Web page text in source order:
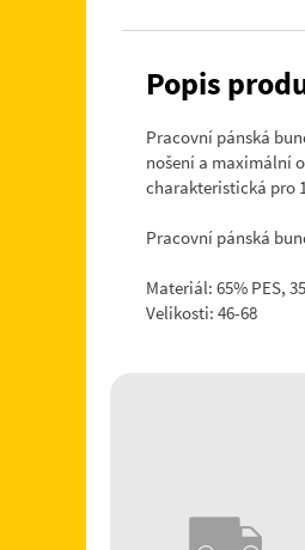
Popis
Pracovní pánská
nošení a maximální
charakteristická pro
Pracovní pánská
Materiál: 65% PES,
Velikosti: 46-68